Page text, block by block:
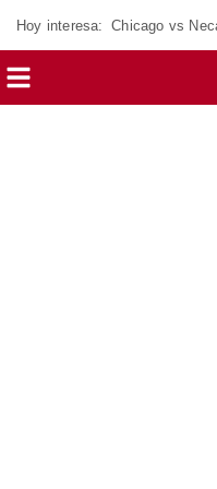
Hoy interesa: Chicago vs